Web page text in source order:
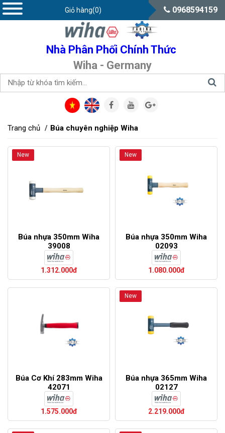
0968594159
Nhà Phân Phối Chính Thức
Wiha - Germany
Giỏ hàng(0)
Trang chủ Búa chuyên nghiệp Wiha
New
Búa nhựa 350mm Wiha
39008
1.312.000đ
New
Búa nhựa 350mm Wiha
02093
1.080.000đ
Búa Cơ Khí 283mm Wiha
42071
1.575.000đ
New
Búa nhựa 365mm Wiha
02127
2.219.000đ